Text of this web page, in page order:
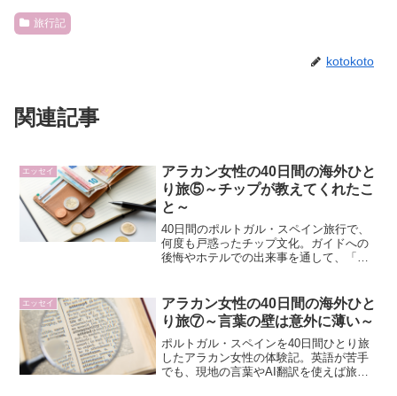
旅行記
kotokoto
関連記事
エッセイ
アラカン女性の40日間の海外ひと
り旅⑤～チップが教えてくれたこ
と～
40日間のポルトガル・スペイン旅行で、
何度も戸惑ったチップ文化。ガイドへの
後悔やホテルでの出来事を通して、「チ
エッセイ
アラカン女性の40日間の海外ひと
り旅⑦～言葉の壁は意外に薄い～
ポルトガル・スペインを40日間ひとり旅
したアラカン女性の体験記。英語が苦手
でも、現地の言葉やAI翻訳を使えば旅は